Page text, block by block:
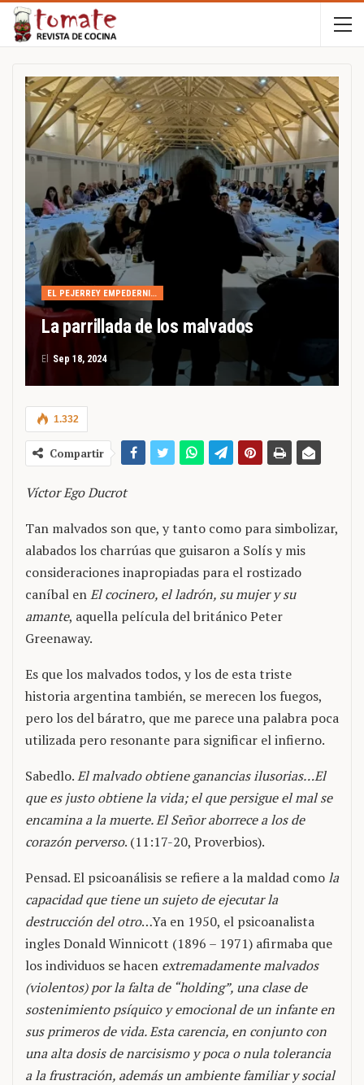
EL PEJERREY EMPEDERNIDO
La parrillada de los malvados
El Sep 18, 2024
1.332
Compartir
Víctor Ego Ducrot
Tan malvados son que, y tanto como para simbolizar,
alabados los charrúas que guisaron a Solís y mis
consideraciones inapropiadas para el rostizado
caníbal enEl cocinero, el ladrón, su mujer y su
amante, aquella película del británico Peter
Greenaway.
Es que los malvados todos, y los de esta triste
historia argentina también, se merecen los fuegos,
pero los del báratro, que me parece una palabra poca
utilizada pero resonante para significar el infierno.
Sabedlo.El malvado obtiene ganancias ilusorias…El
que es justo obtiene la vida; el que persigue el mal se
encamina a la muerte. El Señor aborrece a los de
corazón perverso. (11:17-20, Proverbios).
Pensad. El psicoanálisis se refiere a la maldad comola
capacidad que tiene un sujeto de ejecutar la
destrucción del otro…Ya en 1950, el psicoanalista
ingles Donald Winnicott (1896 – 1971) afirmaba que
los individuos se hacen extremadamente malvados
(violentos) por la falta de “holding”, una clase de
sostenimiento psíquico y emocional de un infante en
sus primeros de vida. Esta carencia, en conjunto con
una alta dosis de narcisismo y poca o nula tolerancia
a la frustración, además un ambiente familiar y social